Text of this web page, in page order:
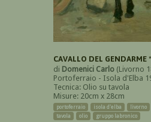
CAVALLO DEL GENDARME *
di Domenici Carlo (Livorno
Portoferraio - Isola d'Elba
Tecnica: Olio su tavola
Misure: 20cm x 28cm
portoferraio isola d'elba livorno
tavola
olio gruppo labronico